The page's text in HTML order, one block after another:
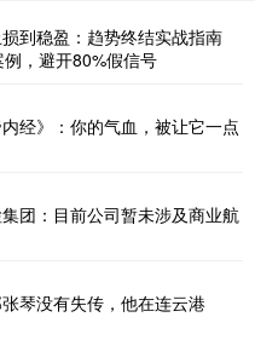
到稳盈：趋势终结实战指南
，避开80%假信号
经》：你的气血，被让它一点
团：目前公司暂未涉及商业航
琴没有失传，他在连云港